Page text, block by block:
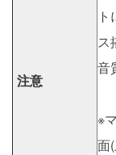
注意
ス
音
※
面